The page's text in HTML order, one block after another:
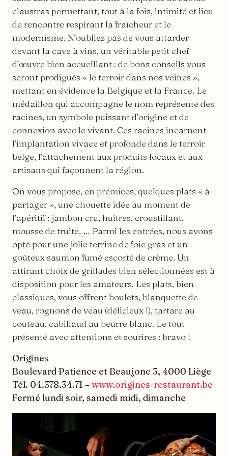
claustras permettant, tout à la fois, intimité et lieu
de rencontre respirant la fraîcheur et le
modernisme. N’oubliez pas de vous attarder
devant la cave à vins, un véritable petit chef
d’œuvre bien accueillant : de bons conseils vous
seront prodigués « le terroir dans nos veines »,
mettant en évidence la Belgique et la France. Le
médaillon qui accompagne le nom représente des
racines, un symbole puissant d’origine et de
connexion avec le vivant. Ces racines incarnent
l’implantation vivace et profonde dans le terroir
belge, l’attachement aux produits locaux et aux
artisans qui façonnent la région.
On vous propose, en prémices, quelques plats « à
partager », une chouette idée au moment de
l’apéritif : jambon cru, huîtres, croustillant,
mousse de truite, … Parmi les entrées, nous avons
opté pour une jolie terrine de foie gras et un
goûteux saumon fumé escorté de crème. Un
attirant choix de grillades bien sélectionnées est à
disposition pour les amateurs. Les plats, bien
classiques, vous offrent boulets, blanquette de
veau, rognons de veau (délicieux !), tartare au
couteau, cabillaud au beurre blanc. Le tout
présenté avec attentions et sourires : bravo !
Origines
Boulevard Patience et Beaujonc 3, 4000 Liège
Tél. 04.378.34.71 –www.origines-restaurant.be
Fermé lundi soir, samedi midi, dimanche